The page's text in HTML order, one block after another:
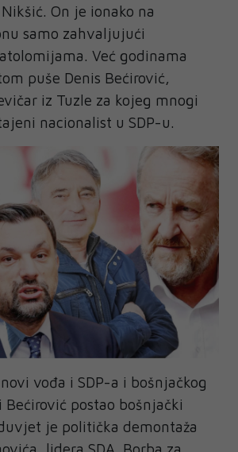
On je ionako na
samo zahvaljujući
Već godinama
puše Denis Bećirović,
iz Tuzle za kojeg mnogi
nacionalist u SDP-u.
vođa i SDP-a i bošnjačkog
Bećirović postao bošnjački
je politička demontaža
lidera SDA. Borba za